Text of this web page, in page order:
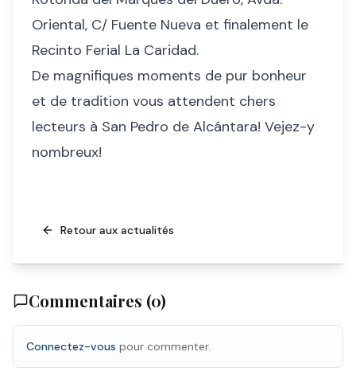
Oriental, C/ Fuente Nueva et finalement le
Recinto Ferial La Caridad.
De magnifiques moments de pur bonheur
et de tradition vous attendent chers
lecteurs à San Pedro de Alcántara! Vejez-y
nombreux!
Retour aux actualités
Commentaires (0)
Connectez-vous pour commenter.